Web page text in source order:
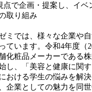
点で企画・提案し、イベ
取り組み
ミでは、様々な企業や
ています。令和4年度（
化粧品メーカーである
し、「美容と健康に関
おける学生の悩みを解
企業としての魅力を同